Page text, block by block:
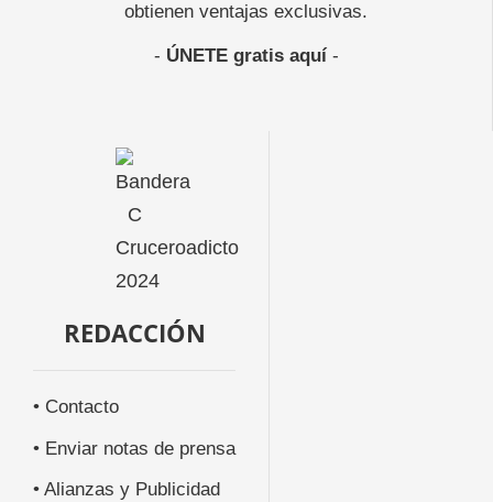
obtienen ventajas exclusivas.
- ÚNETE gratis aquí-
REDACCIÓN
• Contacto
• Enviar notas de prensa
• Alianzas y Publicidad